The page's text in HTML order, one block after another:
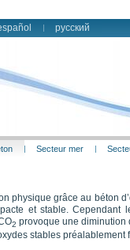
русский
Secteur mer
physique grâce au béton
et stable.
2 provoque une diminution
stables préalablement